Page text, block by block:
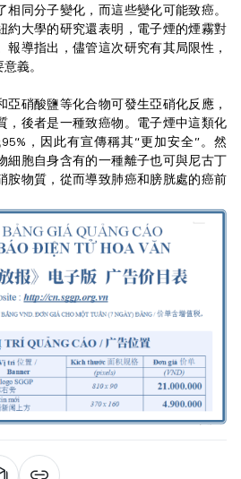
同分子變化，而這些變化可能致癌。
約大學的研究還表明，電子煙的煙霧對
報導指出，儘管這次研究有其局限性，
義。
亞硝酸鹽等化合物可發生亞硝化反應，
，後者是一種致癌物。電子煙中這類化
，因此有宣傳稱其“更加安全”。然
細胞自身含有的一種離子也可與尼古丁
胺物質，從而導致肺癌和膀胱處的癌前